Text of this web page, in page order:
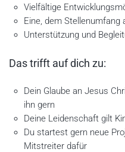
Vielfältige
Eine, dem Stellenumfang
Unterstützung und
Das trifft auf dich zu:
Dein Glaube an Jesus
ihn gern
Deine Leidenschaft gilt
Du startest gern neue
Mitstreiter dafür